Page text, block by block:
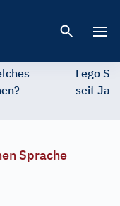
Lego
seit
Sprache